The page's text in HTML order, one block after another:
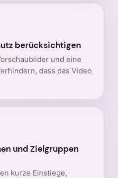
berücksichtigen
und eine
dass das Video
und Zielgruppen
kurze Einstiege,